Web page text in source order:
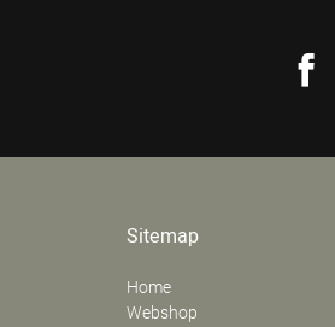
Sitemap
Home
Webshop